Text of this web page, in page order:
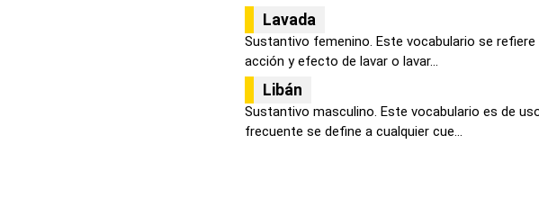
Lavada
Sustantivo femenino. Este vocabulario se
acción y efecto de lavar o lavar...
Libán
Sustantivo masculino. Este vocabulario es de
frecuente se define a cualquier cue...